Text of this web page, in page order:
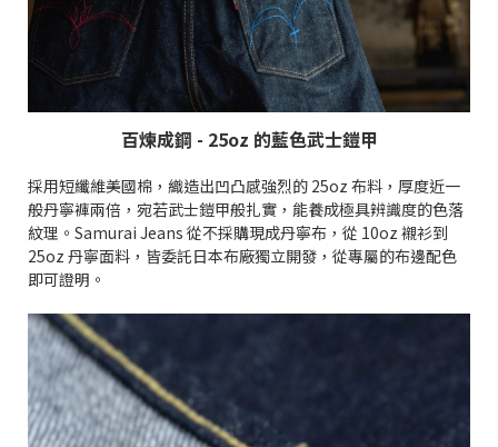
百煉成鋼 - 25oz 的藍色武士鎧甲
採用短纖維美國棉，織造出凹凸感強烈的 25oz 布料，厚度近一
般丹寧褲兩倍，宛若武士鎧甲般扎實，能養成極具辨識度的色落
紋理。Samurai Jeans 從不採購現成丹寧布，從 10oz 襯衫到
25oz 丹寧面料，皆委託日本布廠獨立開發，從專屬的布邊配色
即可證明。